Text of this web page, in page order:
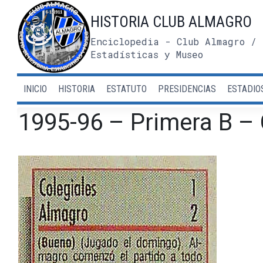
contenido
HISTORIA CLUB ALMAGRO
Enciclopedia - Club Almagro /
Estadísticas y Museo
INICIO HISTORIA ESTATUTO PRESIDENCIAS
1995-96 – Primera B